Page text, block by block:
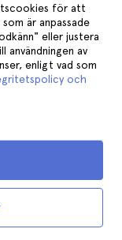
Plantage
415 kr 378 kr
för att
är anpassade
eller justera
användningen av
enligt vad som
och